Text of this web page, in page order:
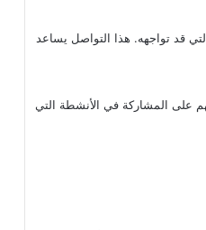
قد تواجهه. هذا التواصل يساعد
على المشاركة في الأنشطة التي